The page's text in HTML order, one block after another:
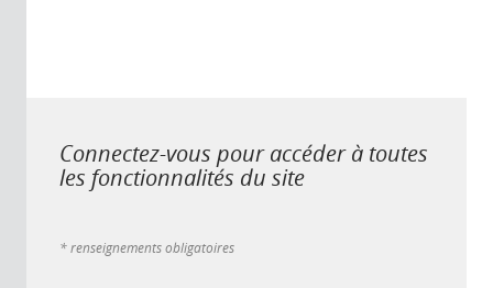
Connectez-vous pour accéder à toutes
les fonctionnalités du site
* renseignements obligatoires